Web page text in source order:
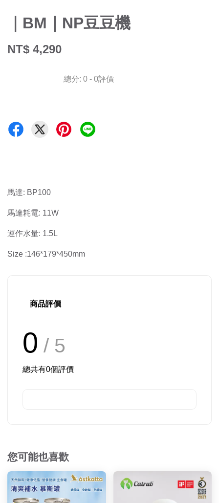
｜BM｜NP豆豆機
NT$ 4,290
總分: 0 - 0評價
馬達: BP100
馬達耗電: 11W
運作水量: 1.5L
Size :146*179*450mm
商品評價
0 / 5
總共有0個評價
您可能也喜歡